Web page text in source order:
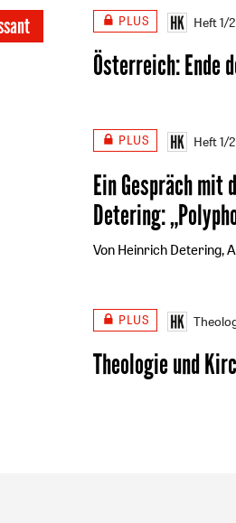
PLUS Heft 1/
Österreich: Ende
PLUS Heft 1/
Ein Gespräch
Detering:
Von Heinrich Detering,
PLUS
Theologie und